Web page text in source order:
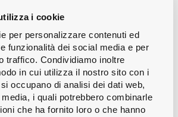
i cookie
per personalizzare contenuti ed
funzionalità dei social media e per
traffico. Condividiamo inoltre
in cui utilizza il nostro sito con i
occupano di analisi dei dati web,
i quali potrebbero combinarle
che ha fornito loro o che hanno
colore turchese spray
sfumature dei cristalli. La
della bottiglia e il colore
si combinano per creare
irresistibile che suscita